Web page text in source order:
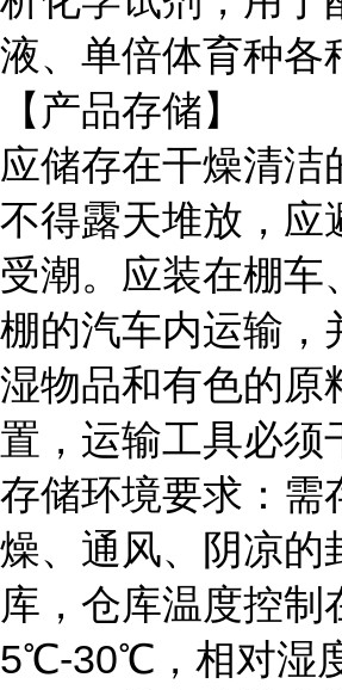
液、单倍体育种各
【产品存储】
应储存在干燥清洁
不得露天堆放，应
受潮。应装在棚车
棚的汽车内运输，
湿物品和有色的原
置，运输工具必须
存储环境要求：需
燥、通风、阴凉的
库，仓库温度控制
5℃-30℃，相对湿